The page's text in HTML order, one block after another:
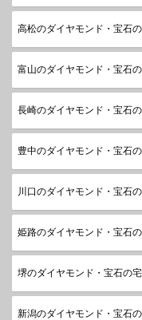
高松のダイヤモンド・宝石
富山のダイヤモンド・宝石
長崎のダイヤモンド・宝石
豊中のダイヤモンド・宝石
川口のダイヤモンド・宝石
姫路のダイヤモンド・宝石
堺のダイヤモンド・宝石の
新潟のダイヤモンド・宝石